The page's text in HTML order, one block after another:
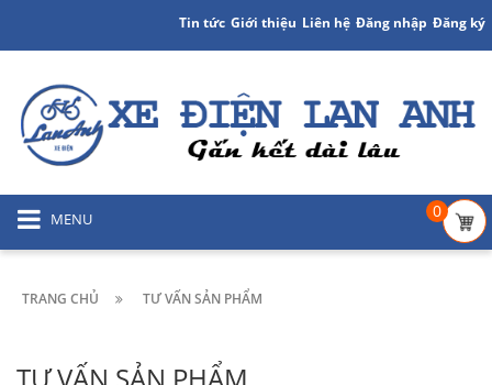
Tin tức Giới thiệu Liên hệ Đăng nhập Đăng ký
MENU 0
TRANG CHỦ TƯ VẤN SẢN PHẨM